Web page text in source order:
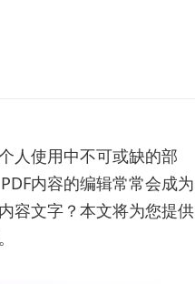
人使用中不可或缺的部
内容的编辑常常会成为
容文字？本文将为您提供